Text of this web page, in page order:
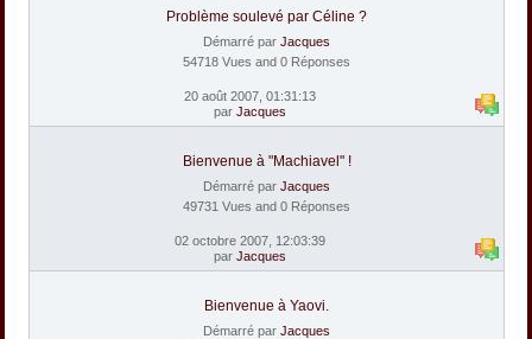
Problème soulevé par Céline ?
Démarré par Jacques
54718 Vues and 0 Réponses
20 août 2007, 01:31:13
par Jacques
Bienvenue à "Machiavel" !
Démarré par Jacques
49731 Vues and 0 Réponses
02 octobre 2007, 12:03:39
par Jacques
Bienvenue à Yaovi.
Démarré par Jacques